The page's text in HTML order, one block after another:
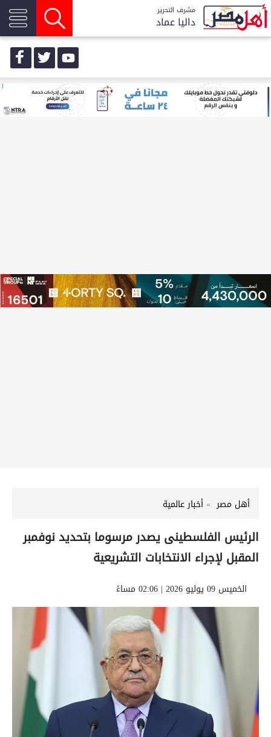
مشرف التحرير
داليا عماد
أهل مصر أخبار عالمية
الرئيس الفلسطينى يصدر مرسوما بتحديد نوفمبر
المقبل لإجراء الانتخابات التشريعية
الخميس 09 يوليو 2026 | 02:06 مساءً